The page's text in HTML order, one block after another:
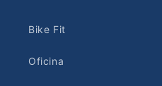
Bike Fit
Oficina